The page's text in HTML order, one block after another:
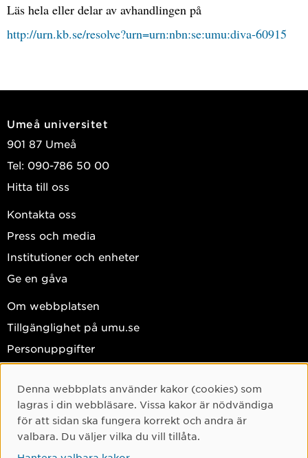
Läs hela eller delar av avhandlingen på
http://urn.kb.se/resolve?urn=urn:nbn:se:umu:diva-60915
Umeå universitet
901 87 Umeå
Tel: 090-786 50 00
Hitta till oss
Kontakta oss
Press och media
Institutioner och enheter
Ge en gåva
Om webbplatsen
Tillgänglighet på umu.se
Personuppgifter
Facebook
Instagram
TikTok
Cookie-samtycke
Denna webbplats använder kakor (cookies) som
lagras i din webbläsare. Vissa kakor är nödvändiga
för att sidan ska fungera korrekt och andra är
valbara. Du väljer vilka du vill tillåta.